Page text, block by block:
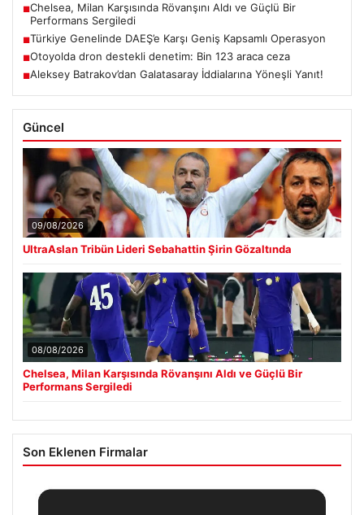
■Chelsea, Milan Karşısında Rövanşını Aldı ve Güçlü Bir
Performans Sergiledi
■Türkiye Genelinde DAEŞ’e Karşı Geniş Kapsamlı Operasyon
■Otoyolda dron destekli denetim: Bin 123 araca ceza
■Aleksey Batrakov’dan Galatasaray İddialarına Yöneşli Yanıt!
Güncel
09/08/2026
UltraAslan Tribün Lideri Sebahattin Şirin Gözaltında
08/08/2026
Chelsea, Milan Karşısında Rövanşını Aldı ve Güçlü Bir
Performans Sergiledi
Son Eklenen Firmalar